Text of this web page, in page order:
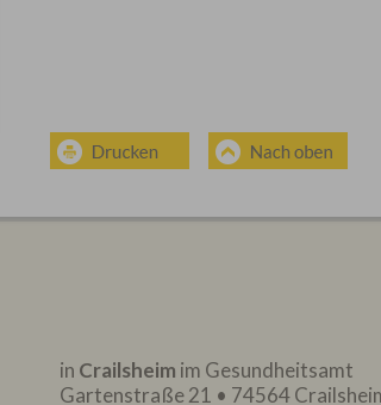
in Crailsheim im Gesundheitsamt
Gartenstraße 21 • 74564